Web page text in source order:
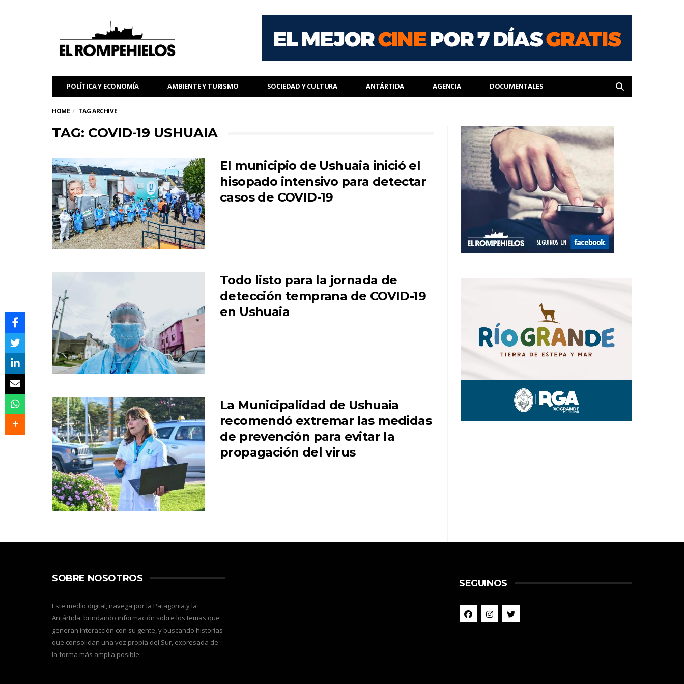
POLÍTICA Y ECONOMÍA AMBIENTE Y TURISMO SOCIEDAD Y CULTURA ANTÁRTIDA AGENCIA DOCUMENTALES
HOME TAG ARCHIVE
TAG: COVID-19 USHUAIA
El municipio de Ushuaia inició el
hisopado intensivo para detectar
casos de COVID-19
Todo listo para la jornada de
detección temprana de COVID-19
en Ushuaia
La Municipalidad de Ushuaia
recomendó extremar las medidas
de prevención para evitar la
propagación del virus
SOBRE NOSOTROS
Este medio digital, navega por la Patagonia y la
Antártida, brindando información sobre los temas que
generan interacción con su gente, y buscando historias
que consolidan una voz propia del Sur, expresada de
la forma más amplia posible.
SEGUINOS